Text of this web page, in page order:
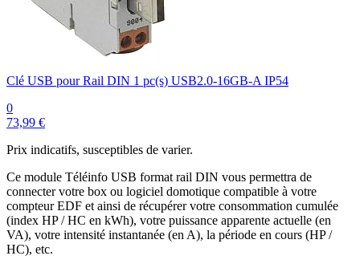
Clé USB pour Rail DIN 1 pc(s) USB2.0-16GB-A IP54
0
73,99 €
Prix indicatifs, susceptibles de varier.
Ce module Téléinfo USB format rail DIN vous permettra de
connecter votre box ou logiciel domotique compatible à votre
compteur EDF et ainsi de récupérer votre consommation cumulée
(index HP / HC en kWh), votre puissance apparente actuelle (en
VA), votre intensité instantanée (en A), la période en cours (HP /
HC), etc.